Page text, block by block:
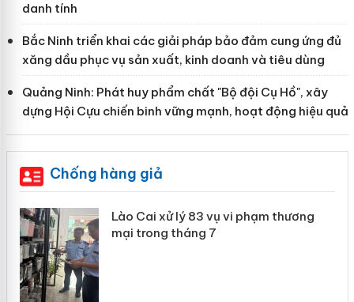
danh tính
Bắc Ninh triển khai các giải pháp bảo đảm cung ứng đủ
xăng dầu phục vụ sản xuất, kinh doanh và tiêu dùng
Quảng Ninh: Phát huy phẩm chất "Bộ đội Cụ Hồ", xây
dựng Hội Cựu chiến binh vững mạnh, hoạt động hiệu quả
Chống hàng giả
Lào Cai xử lý 83 vụ vi phạm thương
mại trong tháng 7